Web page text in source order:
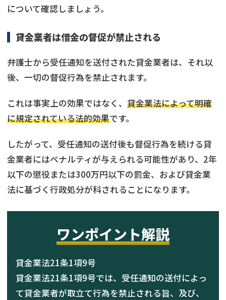
について確認しましょう。
貸金業者は借金の督促が禁止される
弁護士から受任通知を送付された貸金業者は、それ以
後、一切の督促行為を禁止されます。
これは事実上の効果ではなく、 貸金業法によって明確
に規定されている法的効果です。
したがって、受任通知の送付後も督促行為を続ける貸
金業者にはペナルティが与えられる可能性があり、2年
以下の懲役または300万円以下の罰金、および貸金業
法に基づく行政処分が科されることになります。
ワンポイント解説
貸金業法21条1項9号
貸金業法21条1項9号では、受任通知の送付によっ
て貸金業者が取立て行為を禁止される旨、及び、